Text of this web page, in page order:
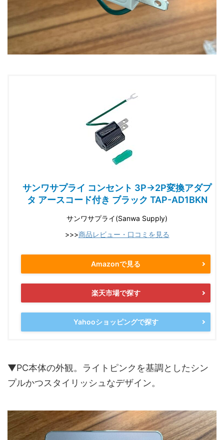
サンワサプライ コンセント 3P→2P変換アダプ
タ アースコード付き ブラック TAP-AD1BKN
サンワサプライ(Sanwa Supply)
>>>商品レビュー・口コミを見る
Amazonで見る
楽天市場で探す
Yahooショッピングで探す
▼PC本体の外観。ライトピンクを基調としたシン
プルかつスタイリッシュなデザイン。